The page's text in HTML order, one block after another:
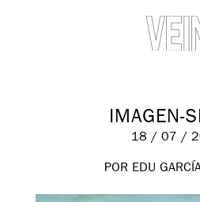
IMAGEN-
18 / 07 /
POR EDU